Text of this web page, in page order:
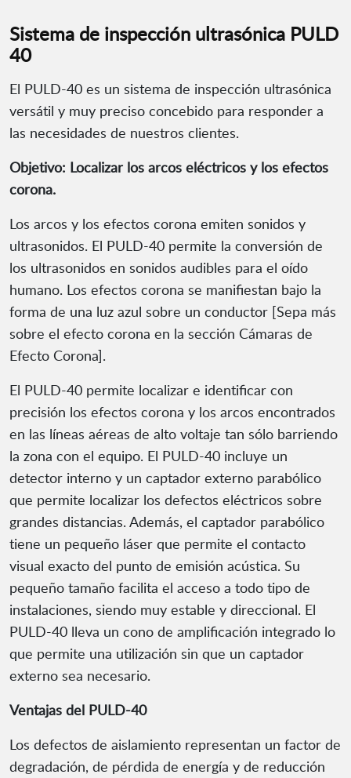
Sistema de inspección ultrasónica PULD
40
El PULD-40 es un sistema de inspección ultrasónica
versátil y muy preciso concebido para responder a
las necesidades de nuestros clientes.
Objetivo: Localizar los arcos eléctricos y los efectos
corona.
Los arcos y los efectos corona emiten sonidos y
ultrasonidos. El PULD-40 permite la conversión de
los ultrasonidos en sonidos audibles para el oído
humano. Los efectos corona se manifiestan bajo la
forma de una luz azul sobre un conductor [Sepa más
sobre el efecto corona en la sección Cámaras de
Efecto Corona].
El PULD-40 permite localizar e identificar con
precisión los efectos corona y los arcos encontrados
en las líneas aéreas de alto voltaje tan sólo barriendo
la zona con el equipo. El PULD-40 incluye un
detector interno y un captador externo parabólico
que permite localizar los defectos eléctricos sobre
grandes distancias. Además, el captador parabólico
tiene un pequeño láser que permite el contacto
visual exacto del punto de emisión acústica. Su
pequeño tamaño facilita el acceso a todo tipo de
instalaciones, siendo muy estable y direccional. El
PULD-40 lleva un cono de amplificación integrado lo
que permite una utilización sin que un captador
externo sea necesario.
Ventajas del PULD-40
Los defectos de aislamiento representan un factor de
degradación, de pérdida de energía y de reducción